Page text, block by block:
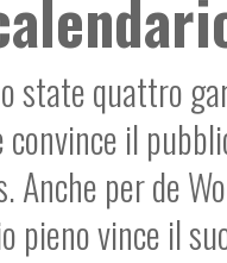
state quattro
il
Anche per de
pieno vince il